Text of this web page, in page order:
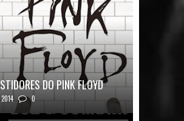
DO PINK FLOYD
2014 0
do Pink Floyd Autor: Mark B...